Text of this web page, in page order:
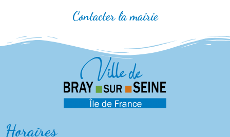
Contacter la mairie
Horaires